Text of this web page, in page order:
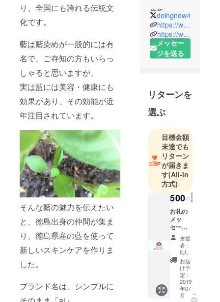
り、全国にも誇れる伝統文
化です。
藍は藍染めが一般的には有
名で、ご存知の方もいらっ
しゃると思いますが、
実は藍には美容・健康にも
効果があり、その効能が近
年注目されています。
そんな藍の魅力を伝えたい
と、徳島出身の仲間が集ま
り、徳島県産の藍を使って
新しいスキンケアを作りま
した。
ブランド名は、シンプルに
住所：
〒7793602
徳島県美馬
市脇町猪尻
字道犬15-5
使ったスキ
ンケアプロ
ダクツ
doingnow4
https://www.doing-now.com/
https://www.instagram.com/doing_now_llc/?hl=ja
メッセー
ジを送る
リターンを
選ぶ
目標金額
未達でも
リターン
が届きま
す(All-in
方式)
500円
お礼の
メッ
セージ
をメー
ルにて
お送り
いたし
ます！
支援
者：
8人
お届
け予
定：
2019
年07
月
こ
の